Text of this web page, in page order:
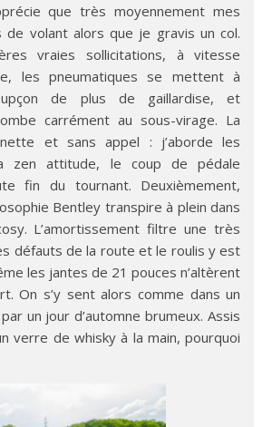
que très moyennement mes
de volant alors que je gravis un col.
vraies sollicitations, à vitesse
les pneumatiques se mettent à
de plus de gaillardise, et
carrément au sous-virage. La
et sans appel : j’aborde les
zen attitude, le coup de pédale
fin du tournant. Deuxièmement,
Bentley transpire à plein dans
L’amortissement filtre une très
défauts de la route et le roulis y est
les jantes de 21 pouces n’altèrent
On s’y sent alors comme dans un
un jour d’automne brumeux. Assis
verre de whisky à la main, pourquoi